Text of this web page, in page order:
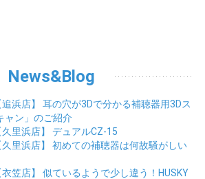
News&Blog
追浜店】 耳の穴が3Dで分かる補聴器用3Dス
ャン」のご紹介
久里浜店】 デュアルCZ-15
久里浜店】 初めての補聴器は何故騒がしい
衣笠店】 似ているようで少し違う！HUSKY